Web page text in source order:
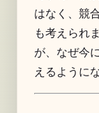
はなく、競
も考えられ
が、なぜ今
えるように